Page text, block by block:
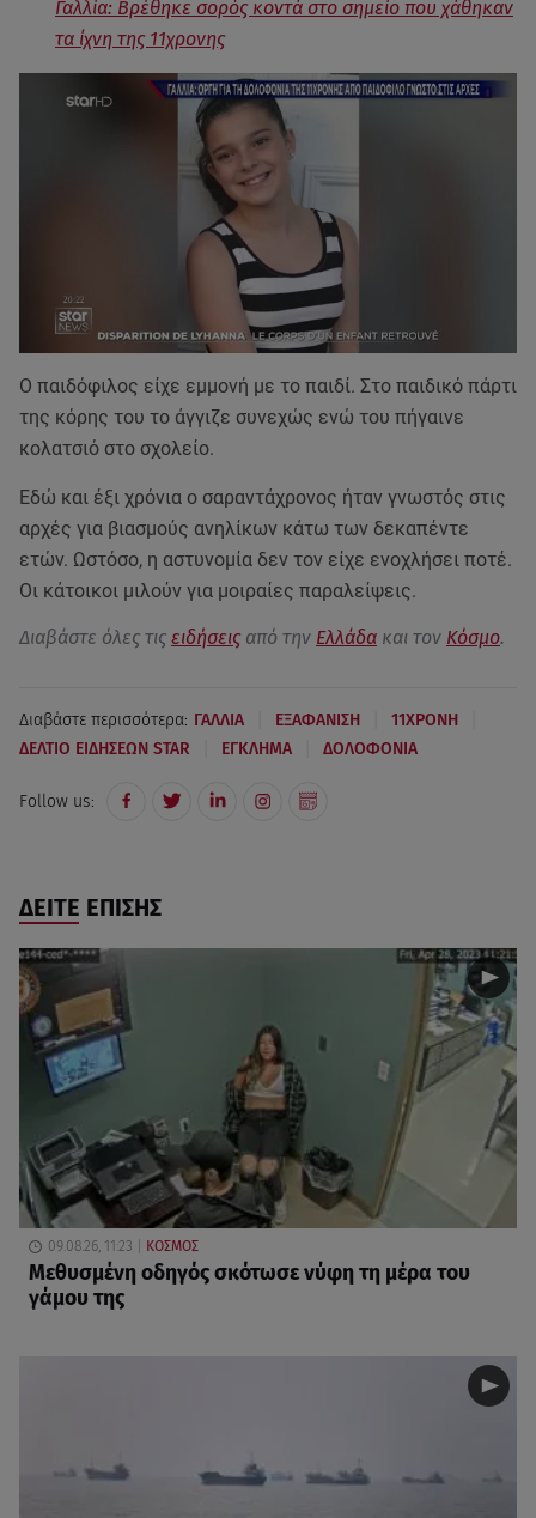
Γαλλία: Βρέθηκε σορός κοντά στο σημείο που χάθηκαν
τα ίχνη της 11χρονης
Ο παιδόφιλος είχε εμμονή με το παιδί. Στο παιδικό πάρτι
της κόρης του το άγγιζε συνεχώς ενώ του πήγαινε
κολατσιό στο σχολείο.
Εδώ και έξι χρόνια ο σαραντάχρονος ήταν γνωστός στις
αρχές για βιασμούς ανηλίκων κάτω των δεκαπέντε
ετών. Ωστόσο, η αστυνομία δεν τον είχε ενοχλήσει ποτέ.
Οι κάτοικοι μιλούν για μοιραίες παραλείψεις.
Διαβάστε όλες τις ειδήσεις από την Ελλάδα και τον Κόσμο.
Διαβάστε περισσότερα: ΓΑΛΛΙΑ ΕΞΑΦΑΝΙΣΗ 11ΧΡΟΝΗ
ΔΕΛΤΙΟ ΕΙΔΗΣΕΩΝ STAR ΕΓΚΛΗΜΑ ΔΟΛΟΦΟΝΙΑ
Follow us:
ΔΕΙΤΕ ΕΠΙΣΗΣ
09.08.26, 11:23 ΚΟΣΜΟΣ
Μεθυσμένη οδηγός σκότωσε νύφη τη μέρα του
γάμου της